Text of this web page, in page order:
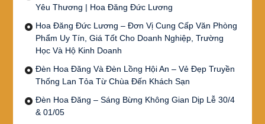
Yêu Thương | Hoa Đăng Đức Lương
Hoa Đăng Đức Lương – Đơn Vị Cung Cấp Văn Phòng
Phẩm Uy Tín, Giá Tốt Cho Doanh Nghiệp, Trường
Học Và Hộ Kinh Doanh
Đèn Hoa Đăng Và Đèn Lồng Hội An – Vẻ Đẹp Truyền
Thống Lan Tỏa Từ Chùa Đến Khách Sạn
Đèn Hoa Đăng – Sáng Bừng Không Gian Dịp Lễ 30/4
& 01/05